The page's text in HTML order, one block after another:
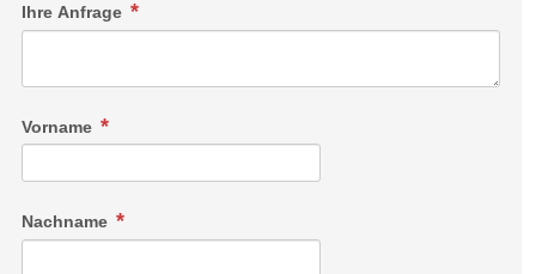
Ihre Anfrage
Vorname
Nachname